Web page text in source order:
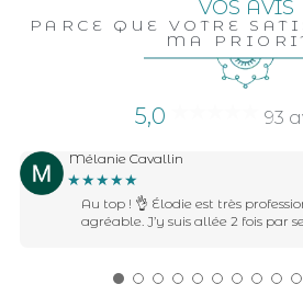
VOS AVIS
PARCE QUE VOTRE
MA
5,0 93
Mélanie Cavallin
★★★★★
Au top ! 👌 Élodie est très
agréable. J’y suis allée 2 fois par
●●●●●●●●●